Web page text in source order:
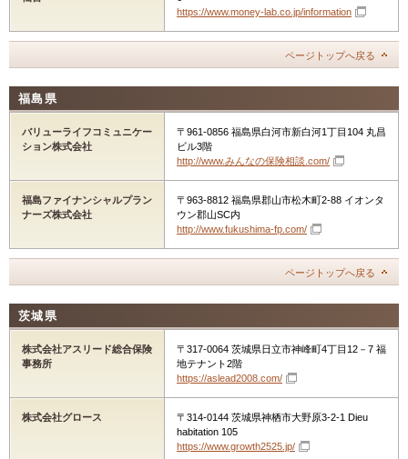
https://www.money-lab.co.jp/information
ページトップへ戻る
福島県
バリューライフコミュニケー
ション株式会社
〒961-0856 福島県白河市新白河1丁目104 丸昌
ビル3階
http://www.みんなの保険相談.com/
福島ファイナンシャルプラン
ナーズ株式会社
〒963-8812 福島県郡山市松木町2-88 イオンタ
ウン郡山SC内
http://www.fukushima-fp.com/
ページトップへ戻る
茨城県
株式会社アスリード総合保険
事務所
〒317-0064 茨城県日立市神峰町4丁目12－7 福
地テナント2階
https://aslead2008.com/
株式会社グロース
〒314-0144 茨城県神栖市大野原3-2-1 Dieu
habitation 105
https://www.growth2525.jp/